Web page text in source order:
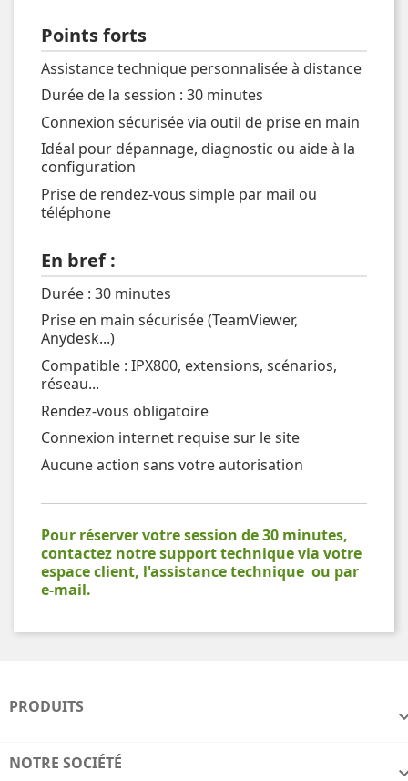
Points forts
Assistance technique personnalisée à distance
Durée de la session : 30 minutes
Connexion sécurisée via outil de prise en main
Idéal pour dépannage, diagnostic ou aide à la
configuration
Prise de rendez-vous simple par mail ou
téléphone
En bref :
Durée : 30 minutes
Prise en main sécurisée (TeamViewer,
Anydesk...)
Compatible : IPX800, extensions, scénarios,
réseau...
Rendez-vous obligatoire
Connexion internet requise sur le site
Aucune action sans votre autorisation
Pour réserver votre session de 30 minutes,
contactez notre support technique via votre
espace client, l'assistance technique ou par
e-mail.
PRODUITS
NOTRE SOCIÉTÉ